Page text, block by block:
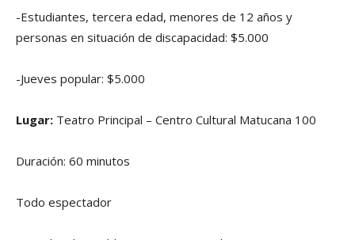
-Estudiantes, tercera edad, menores de 12 años y
personas en situación de discapacidad: $5.000
-Jueves popular: $5.000
Lugar: Teatro Principal – Centro Cultural Matucana 100
Duración: 60 minutos
Todo espectador